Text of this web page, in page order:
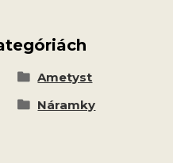
Ametyst
Náramky